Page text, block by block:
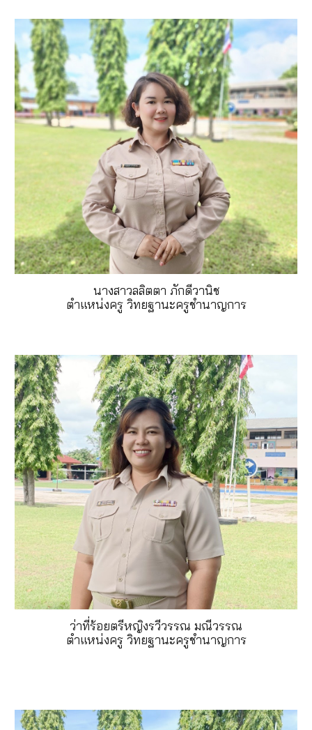
นางสาวลลิตตา ภักดีวานิช
ตำแหน่งครู วิทยฐานะครูชำนาญการ
ว่าที่ร้อยตรีหญิงรวีวรรณ มณีวรรณ
ตำแหน่งครู วิทยฐานะครูชำนาญการ